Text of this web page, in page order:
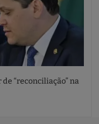
“reconciliação” na